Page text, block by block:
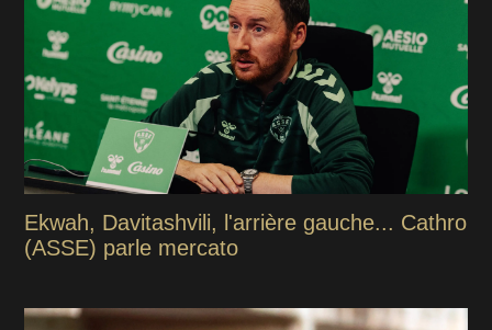
Ekwah, Davitashvili, l'arrière gauche... Cathro
(ASSE) parle mercato